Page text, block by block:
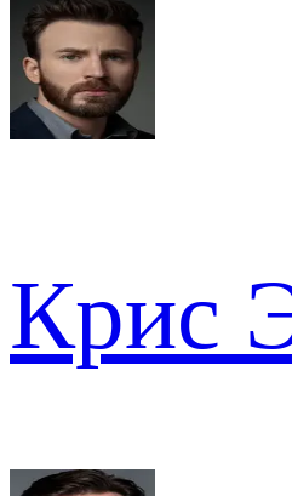
Крис